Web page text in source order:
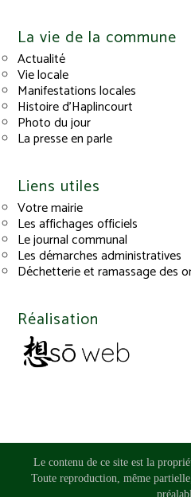
La vie de la commune
Actualité
Vie locale
Manifestations locales
Histoire d’Haplincourt
Photo du jour
La presse en parle
Liens utiles
Votre mairie
Les affichages officiels
Le journal communal
Les démarches administratives
Déchetterie et ramassage des
Réalisation
Le contenu de ce site est la
Toute reproduction, même